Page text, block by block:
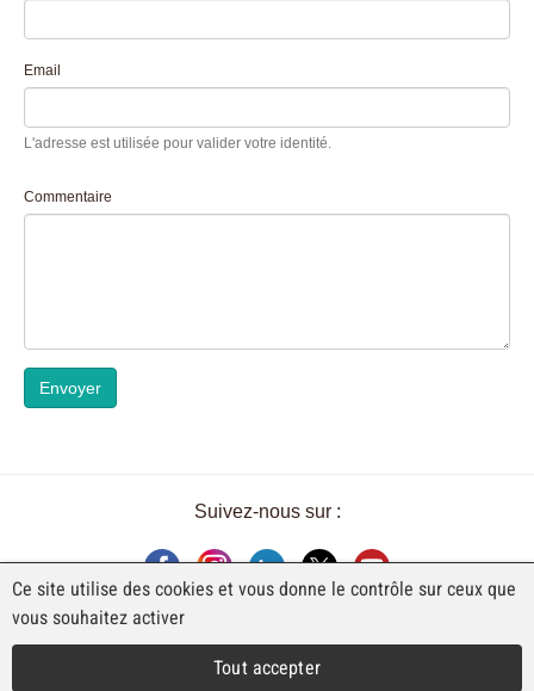
Email
L'adresse est utilisée pour valider votre identité.
Commentaire
Envoyer
Suivez-nous sur :
UNE EXPOSITION DE FAJI SA
Rue Industrielle 98
Ce site utilise des cookies et vous donne le contrôle sur ceux que
vous souhaitez activer
Tout accepter